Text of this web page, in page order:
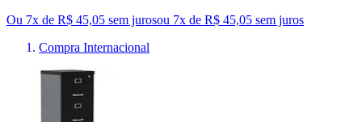
Ou 7x de R$ 45,05 sem jurosou 7x de R$ 45,05 sem juros
Compra Internacional